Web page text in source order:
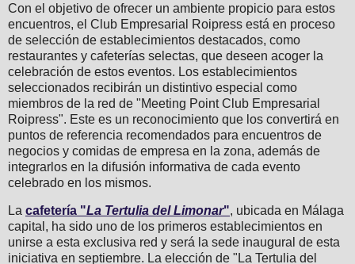
Con el objetivo de ofrecer un ambiente propicio para estos
encuentros, el Club Empresarial Roipress está en proceso
de selección de establecimientos destacados, como
restaurantes y cafeterías selectas, que deseen acoger la
celebración de estos eventos. Los establecimientos
seleccionados recibirán un distintivo especial como
miembros de la red de "Meeting Point Club Empresarial
Roipress". Este es un reconocimiento que los convertirá en
puntos de referencia recomendados para encuentros de
negocios y comidas de empresa en la zona, además de
integrarlos en la difusión informativa de cada evento
celebrado en los mismos.
La cafetería "La Tertulia del Limonar", ubicada en Málaga
capital, ha sido uno de los primeros establecimientos en
unirse a esta exclusiva red y será la sede inaugural de esta
iniciativa en septiembre. La elección de "La Tertulia del